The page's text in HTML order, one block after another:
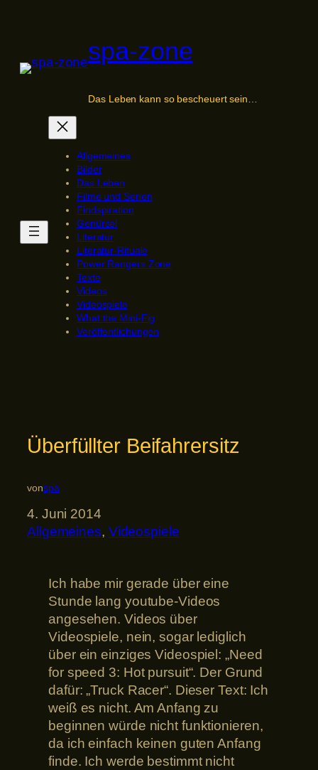
spa-zone
Das Leben kann so bescheuert sein…
Allgemeines
Bilder
Das Leben
Filme und Serien
Findspiration
Genürsel
Literatur
Literatur-Rituale
Power Rangers Zone
Texte
Videos
Videospiele
What the Mini-Fig
Veröffentlichungen
Überfüllter Beifahrersitz
vonspa
4. Juni 2014
Allgemeines, Videospiele
Ich habe mir gerade über eine
Stunde lang youtube-Videos
angesehen. Videos über
Videospiele, nein, sogar lediglich
über ein einziges Videospiel: „Need
for speed 3: Hot pursuit“. Der Grund
dafür: „Truck Racer“. Dieser Text: Ich
weiß es nicht. Am Anfang zu
beginnen würde nicht funktionieren,
da ich einfach keinen guten Anfang
finde. Ich werde bestimmt nicht